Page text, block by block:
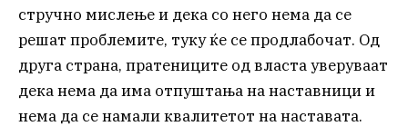
стручно мислење и дека со него нема да се
решат проблемите, туку ќе се продлабочат. Од
друга страна, пратениците од власта уверуваат
дека нема да има отпуштања на наставници и
нема да се намали квалитетот на наставата.